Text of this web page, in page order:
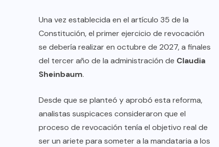
Una vez establecida en el artículo 35 de la
Constitución, el primer ejercicio de revocación
se debería realizar en octubre de 2027, a finales
del tercer año de la administración de Claudia
Sheinbaum.
Desde que se planteó y aprobó esta reforma,
analistas suspicaces consideraron que el
proceso de revocación tenía el objetivo real de
ser un ariete para someter a la mandataria a los